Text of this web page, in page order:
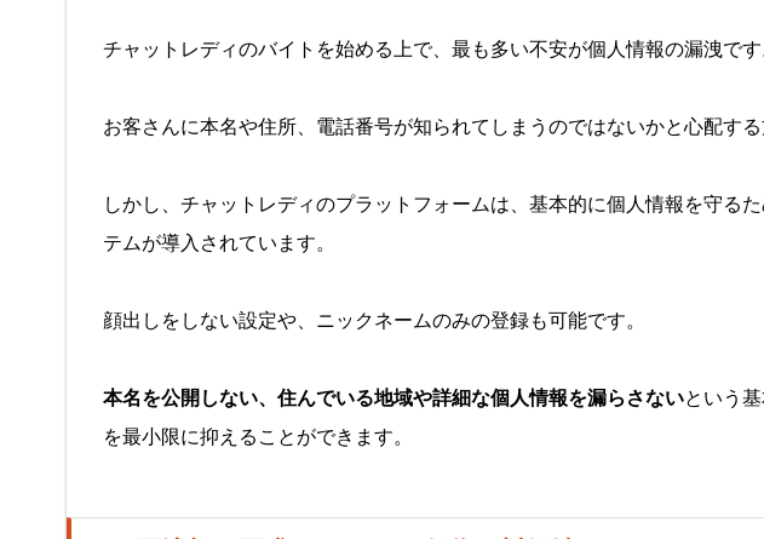
チャットレディのバイトを始める上で、最も多い不安が個人情報の漏洩です
お客さんに本名や住所、電話番号が知られてしまうのではないかと心配する
しかし、チャットレディのプラットフォームは、基本的に個人情報を守る
テムが導入されています。
顔出しをしない設定や、ニックネームのみの登録も可能です。
本名を公開しない、住んでいる地域や詳細な個人情報を漏らさないという
を最小限に抑えることができます。